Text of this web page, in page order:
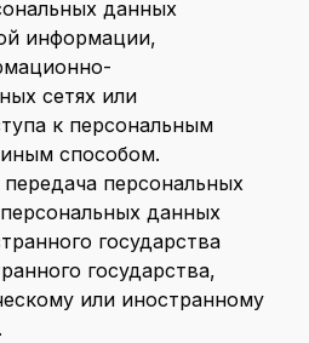
данных
информации,
сетях или
к персональным
способом.
передача персональных
данных
государства
государства,
или иностранному